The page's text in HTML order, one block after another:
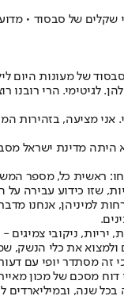
של מעונות היום
לילדים שלהן.
אני מציעה,
מדינת ישראל
ראשית כל, מספר
למיניהן, אנחנו
ניקובי
ולמצוא את כלי הנשק,
זה מסתדר יופי עם
הבדואית בדרום כ־10,000